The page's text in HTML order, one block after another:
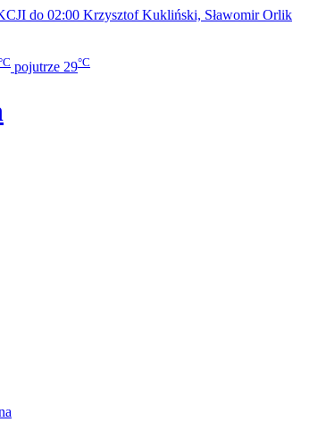
do 02:00 Krzysztof Kukliński, Sławomir Orlik
pojutrze 29°C